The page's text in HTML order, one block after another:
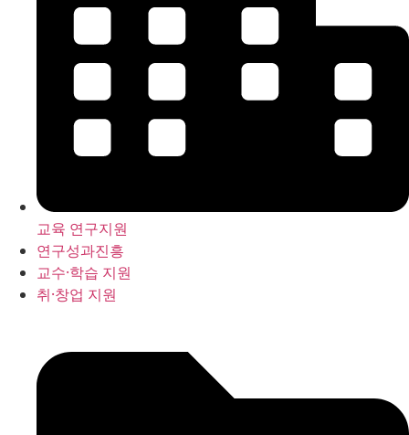
교육 연구지원
연구성과진흥
교수·학습 지원
취·창업 지원